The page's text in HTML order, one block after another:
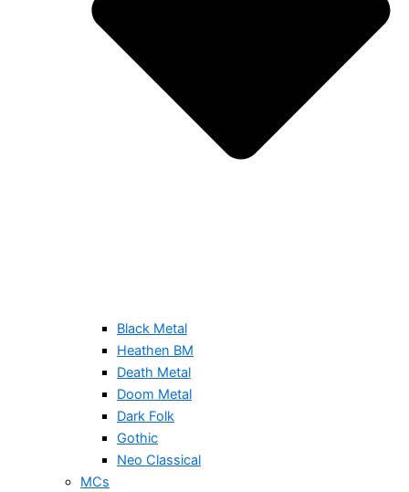
Black Metal
Heathen BM
Death Metal
Doom Metal
Dark Folk
Gothic
Neo Classical
MCs